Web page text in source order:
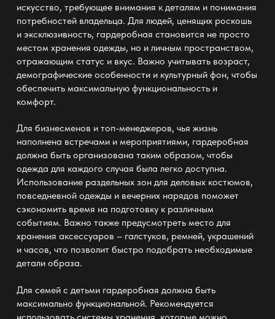
искусство, требующее внимания к деталям и понимания
потребностей владельца. Для людей, ценящих роскошь
и эксклюзивность, гардеробная становится не просто
местом хранения одежды, но и личным пространством,
отражающим статус и вкус. Важно учитывать возраст,
демографические особенности и культурный фон, чтобы
обеспечить максимальную функциональность и
комфорт.
Для бизнесменов и топ-менеджеров, чья жизнь
наполнена встречами и мероприятиями, гардеробная
должна быть организована таким образом, чтобы
одежда для каждого случая была легко доступна.
Использование раздельных зон для деловых костюмов,
повседневной одежды и вечернихнарядов поможет
сэкономить время на подготовку к различным
событиям. Важно также предусмотреть место для
хранения аксессуаров – галстуков, ремней, украшений
и часов, что позволит быстро подобрать необходимые
детали образа.
Для семей с детьми гардеробная должна быть
максимально функциональной. Рекомендуется
использовать системы хранения, которые можно